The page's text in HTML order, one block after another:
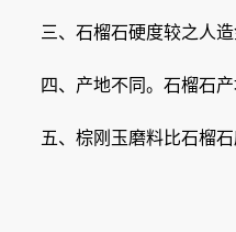
三、石榴石硬度较之人
四、产地不同。石榴石
五、棕刚玉磨料比石榴